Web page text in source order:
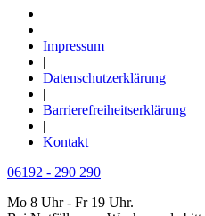
Impressum
|
Datenschutzerklärung
|
Barrierefreiheitserklärung
|
Kontakt
06192 - 290 290
Mo 8 Uhr - Fr 19 Uhr.